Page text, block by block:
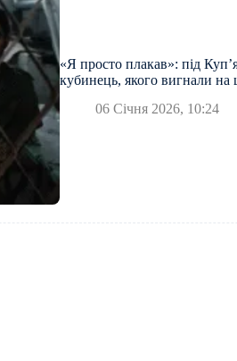
«Я просто плакав»: під
кубинець, якого вигнали на
06 Січня 2026, 10:24